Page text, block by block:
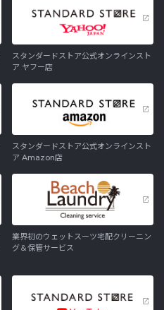
スタンダードストア公式オンラインスト
ア ヤフー店
スタンダードストア公式オンラインスト
ア Amazon店
業界初のウェットスーツ宅配クリーニン
グ＆保管サービス